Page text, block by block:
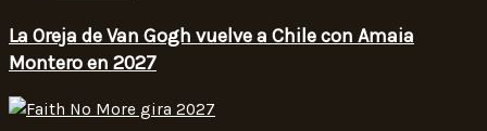
La Oreja de Van Gogh vuelve a Chile con Amaia
Montero en 2027